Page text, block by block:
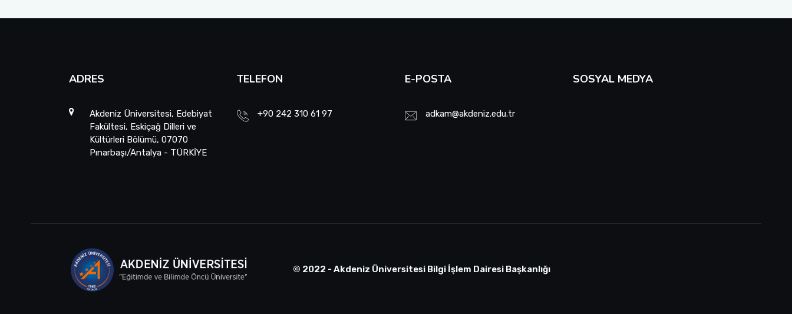
ADRES
Akdeniz Üniversitesi, Edebiyat
Fakültesi, Eskiçağ Dilleri ve
Kültürleri Bölümü, 07070
Pınarbaşı/Antalya - TÜRKİYE
TELEFON
+90 242 310 61 97
E-POSTA
adkam@akdeniz.edu.tr
SOSYAL MEDYA
© 2022 - Akdeniz Üniversitesi Bilgi İşlem Dairesi Başkanlığı